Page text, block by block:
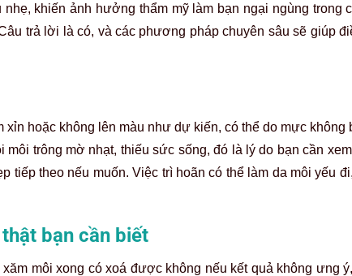
nhẹ, khiến ảnh hưởng thẩm mỹ làm bạn ngại ngùng trong
trả lời là có, và các phương pháp chuyên sâu sẽ giúp
hoặc không lên màu như dự kiến, có thể do mực không
môi trông mờ nhạt, thiếu sức sống, đó là lý do bạn cần
tiếp theo nếu muốn. Việc trì hoãn có thể làm da môi yếu
bạn cần biết
môi xong có xoá được không nếu kết quả không ưng